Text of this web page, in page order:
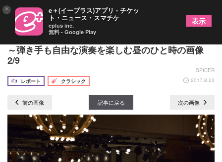
ワンランク大人の演奏を目指すピアニスト藤田真央
～弾き手も自由な演奏を楽しむ昼のひと時の画像
2/9
SPICER
レポート
クラシック 2017.8.23
前の画像 記事に戻る 次の画像
× e＋(イープラス)アプリ - チケッ
ト・ニュース・スマチケ
eplus inc.
無料 - Google Play
表示